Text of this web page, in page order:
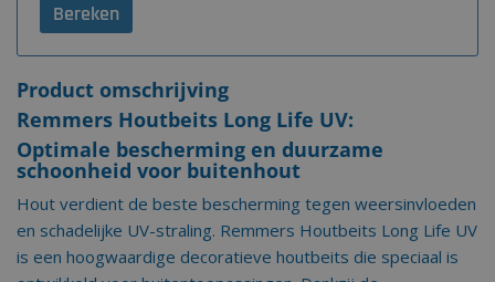
Bereken
Product omschrijving
Remmers Houtbeits Long Life UV:
Optimale bescherming en duurzame
schoonheid voor buitenhout
Hout verdient de beste bescherming tegen weersinvloeden
en schadelijke UV-straling. Remmers Houtbeits Long Life UV
is een hoogwaardige decoratieve houtbeits die speciaal is